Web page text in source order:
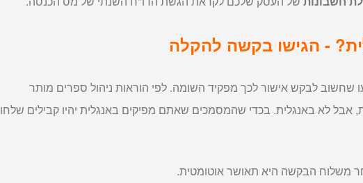
- הגישו בקשה להקלה
לבקש אישור לכך מפקיד השומה. לפי הוראות ניהול ספרים מותר
לא באנגלית. בכדי שהמסמכים שאתם מפיקים באנגלית יהיו קבילים שלחו